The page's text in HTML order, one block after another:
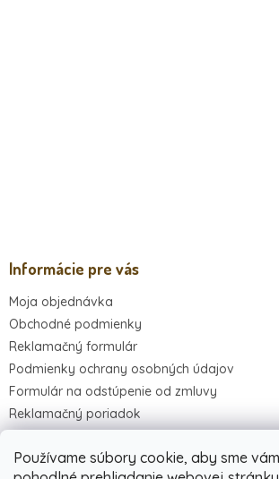
Používame súbory cookie, aby sme
Informácie pre vás
Moja objednávka
Obchodné podmienky
Reklamačný formulár
Podmienky ochrany osobných údajov
Formulár na odstúpenie od zmluvy
Reklamačný poriadok